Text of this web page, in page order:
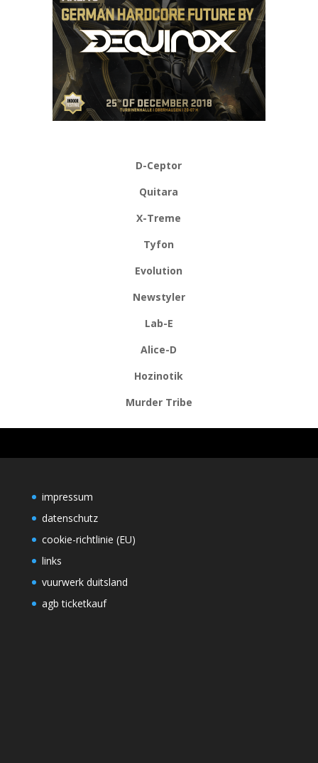
D-Ceptor
Quitara
X-Treme
Tyfon
Evolution
Newstyler
Lab-E
Alice-D
Hozinotik
Murder Tribe
impressum
datenschutz
cookie-richtlinie (EU)
links
vuurwerk duitsland
agb ticketkauf